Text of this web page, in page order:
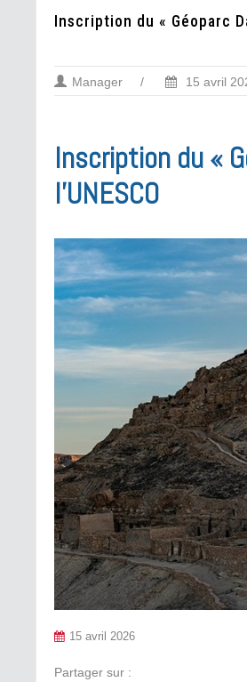
Inscription du « Géoparc
Manager / 15 avril
Inscription du «
l’UNESCO
15 avril 2026
Partager sur :